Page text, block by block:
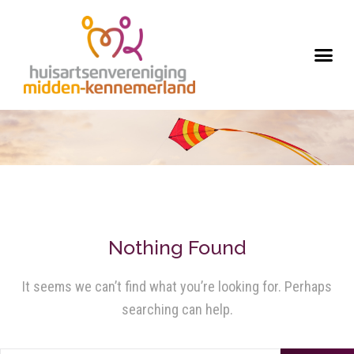
Nothing Found
It seems we can’t find what you’re looking for. Perhaps
searching can help.